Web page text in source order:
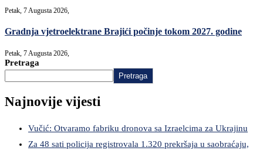
Petak, 7 Augusta 2026,
Gradnja vjetroelektrane Brajići počinje tokom 2027. godine
Petak, 7 Augusta 2026,
Pretraga
Pretraga
Najnovije vijesti
Vučić: Otvaramo fabriku dronova sa Izraelcima za Ukrajinu
Za 48 sati policija registrovala 1.320 prekršaja u saobraćaju,